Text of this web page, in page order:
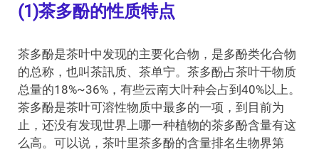
(1)茶多酚的性质特点
茶多酚是茶叶中发现的主要化合物，是多酚类化合物
的总称，也叫茶訊质、茶单宁。茶多酚占茶叶干物质
总量的18%~36%，有些云南大叶种会占到40%以上。
茶多酚是茶叶可溶性物质中最多的一项，到目前为
止，还没有发现世界上哪一种植物的茶多酚含量有这
么高。可以说，茶叶里茶多酚的含量排名生物界第